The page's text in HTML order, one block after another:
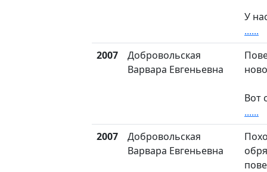
У
......
2007
Добровольская
Варвара Евгеньевна
Вот
......
2007
Добровольская
Варвара Евгеньевна